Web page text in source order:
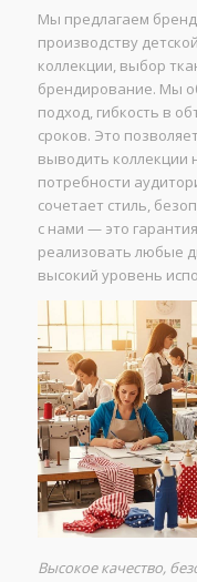
Мы предлагаем
производству
коллекции, выбор
брендирование. Мы
подход, гибкость в
сроков. Это
выводить коллекции
потребности
сочетает стиль,
с нами — это
реализовать любые
высокий уровень
Высокое качество,